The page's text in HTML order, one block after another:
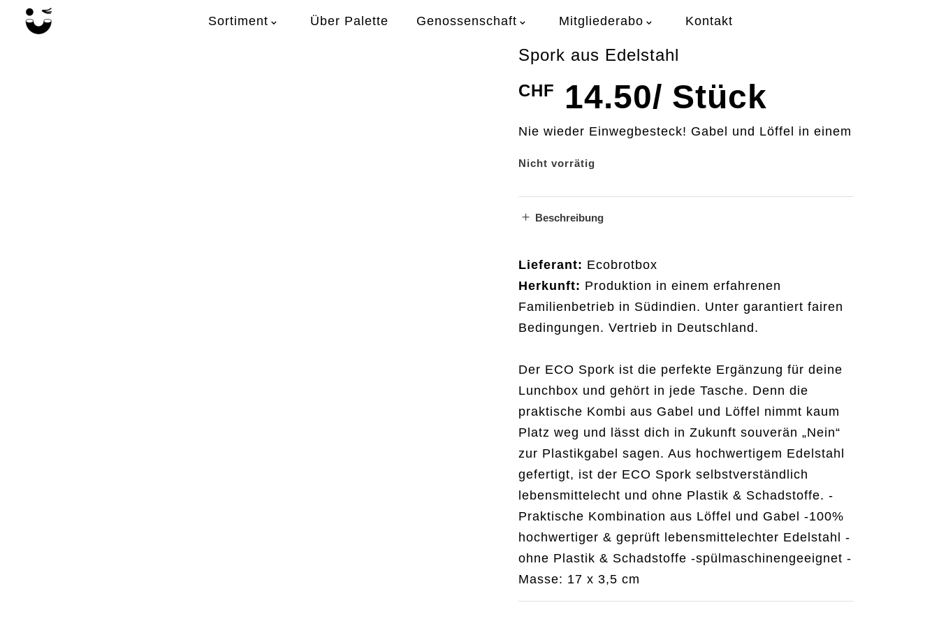
Sortiment Über Palette Genossenschaft Mitgliederabo Kontakt
Spork aus Edelstahl
CHF
14.50/ Stück
Nie wieder Einwegbesteck! Gabel und Löffel in einem
Nicht vorrätig
Beschreibung
Lieferant: Ecobrotbox
Herkunft: Produktion in einem erfahrenen
Familienbetrieb in Südindien. Unter garantiert fairen
Bedingungen. Vertrieb in Deutschland.
Der ECO Spork ist die perfekte Ergänzung für deine
Lunchbox und gehört in jede Tasche. Denn die
praktische Kombi aus Gabel und Löffel nimmt kaum
Platz weg und lässt dich in Zukunft souverän „Nein“
zur Plastikgabel sagen. Aus hochwertigem Edelstahl
gefertigt, ist der ECO Spork selbstverständlich
lebensmittelecht und ohne Plastik & Schadstoffe. -
Praktische Kombination aus Löffel und Gabel -100%
hochwertiger & geprüft lebensmittelechter Edelstahl -
ohne Plastik & Schadstoffe -spülmaschinengeeignet -
Masse: 17 x 3,5 cm
Newsletter anmelden